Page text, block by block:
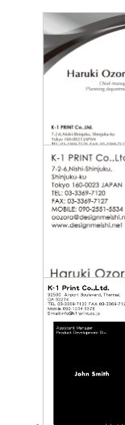
ura-b-
ura-b-